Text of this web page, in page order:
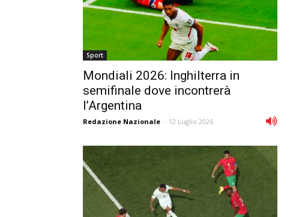
Sport
Mondiali 2026: Inghilterra in
semifinale dove incontrerà
l’Argentina
Redazione Nazionale - 12 Luglio 2026